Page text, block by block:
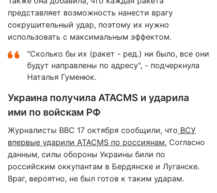
представляет возможность нанести врагу
сокрушительный удар, поэтому их нужно
использовать с максимальным эффектом.
"Сколько бы их (ракет - ред.) ни было, все они
будут направлены по адресу", - подчеркнула
Наталья Гуменюк.
Украина получила ATACMS и ударила
ими по войскам РФ
Журналисты BBC 17 октября сообщили, что ВСУ
впервые ударили ATACMS по россиянам. Согласно
данным, силы обороны Украины били по
российским оккупантам в Бердянске и Луганске.
Враг, вероятно, не был готов к таким ударам.